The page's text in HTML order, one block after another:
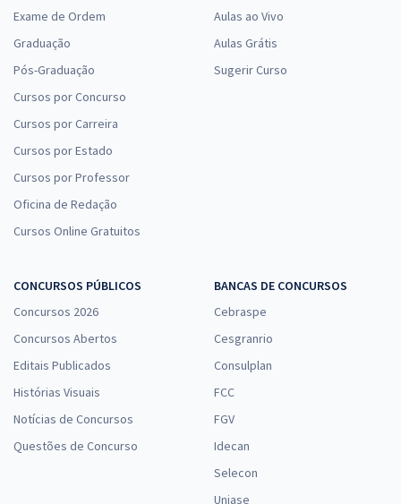
Exame de Ordem
Graduação
Pós-Graduação
Cursos por Concurso
Cursos por Carreira
Cursos por Estado
Cursos por Professor
Oficina de Redação
Cursos Online Gratuitos
Aulas ao Vivo
Aulas Grátis
Sugerir Curso
CONCURSOS PÚBLICOS
Concursos 2026
Concursos Abertos
Editais Publicados
Histórias Visuais
Notícias de Concursos
Questões de Concurso
BANCAS DE CONCURSOS
Cebraspe
Cesgranrio
Consulplan
FCC
FGV
Idecan
Selecon
Uniase